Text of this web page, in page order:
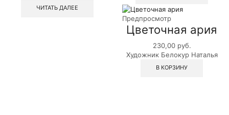
ЧИТАТЬ ДАЛЕЕ
Предпросмотр
Цветочная ария
230,00 руб.
Художник Белокур Наталья
В КОРЗИНУ